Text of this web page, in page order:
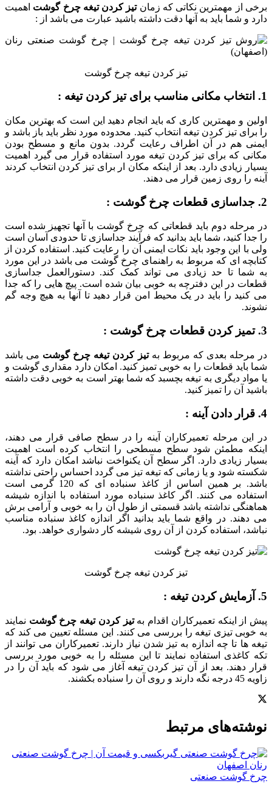
برخی از مهمترین نکاتی که زمانتیز کردن تیغه چرخ گوشت اهمیت
دارد و شما باید به آنها دقت داشته باشید عبارت می باشد از :
تیز کردن تیغه چرخ گوشت
1. انتخاب مکانی مناسب برای تیز کردن تیغه :
اولین و مهمترین کاری که باید انجام دهید این است که بهترین مکان
را برای تیز کردن تیغه انتخاب کنید. محدوده مورد نظر باید باز باشد و
ایمنی هم در آن اطراف رعایت گردد. بدون مانع و مسطح بودن
مکانی که برای تیز کردن تیغه مورد استفاده قرار می گیرد اهمیت
بسیار زیادی دارد. بعد از اینکه مکان ار برای تیز کردن انتخاب کردند
آینه را روی زمین قرار می دهند.
2. جداسازی قطعات چرخ گوشت :
در مرحله دوم باید قطعاتی که چرخ گوشت با آنها تجهیز شده است
را جدا کنید، شما باید بدانید که فرآیند جداسازی تا حدودی آسان است
ولی با این وجود باید نکات ایمنی آن را رعایت کنید. استفاده کردن از
کتابچه ای که مربوط به راهنمای چرخ گوشت می باشد در این مورد
به شما تا حد زیادی می تواند کمک کند. دستورالعمل جداسازی
قطعات در این دفترچه به خوبی بیان شده است. پیچ هایی را که جدا
می کنید را باید در یک محیط امن قرار دهید تا آنها به هیچ وجه گم
نشوند.
3. تمیز کردن قطعات چرخ گوشت :
در مرحله بعدی که مربوط بهتیز کردن تیغه چرخ گوشت می باشد
شما باید قطعات را به خوبی تمیز کنید. امکان دارد مقداری گوشت و
یا مواد دیگری به تیغه بچسبد که شما بهتر است به خوبی دقت داشته
باشید آن را تمیز کنید.
4. قرار دادن آینه :
در این مرحله تعمیرکاران آینه را در سطح صافی قرار می دهند،
اینکه مطمئن شود سطح مسطحی را انتخاب کرده است اهمیت
بسیار زیادی دارد. اگر سطح آن یکنواخت نباشد امکان دارد که آینه
شکسته شود و یا زمانی که تیغه تیز می گردد احساس راحتی نداشته
باشد. بر همین اساس از کاغذ سنباده ای که 120 گرمی است
استفاده می کنند. اگر کاغذ سنباده مورد استفاده با اندازه شیشه
هماهنگی نداشته باشد قسمتی از طول آن را به خوبی و آرامی برش
می دهند. در واقع شما باید بدانید اگر اندازه کاغذ سنباده مناسب
نباشد، استفاده کردن از آن روی شیشه کار دشواری خواهد. بود.
تیز کردن تیغه چرخ گوشت
5. آزمایش کردن تیغه :
پیش از اینکه تعمیرکاران اقدام بهتیز کردن تیغه چرخ گوشت نمایند
به خوبی تیزی تیغه را بررسی می کنند. این مسئله تعیین می کند که
تیغه ها تا چه اندازه به تیز شدن نیاز دارند. تعمیرکاران می توانند از
تکه کاغذی استفاده نمایند تا این مسئله را به خوبی مورد بررسی
قرار دهند. بعد از آن تیز کردن تیغه آغاز می شود که باید آن را در
زاویه 45 درجه نگه دارند و روی آن را سنباده بکشند.
نوشته‌‌های مرتبط
چرخ گوشت صنعتی